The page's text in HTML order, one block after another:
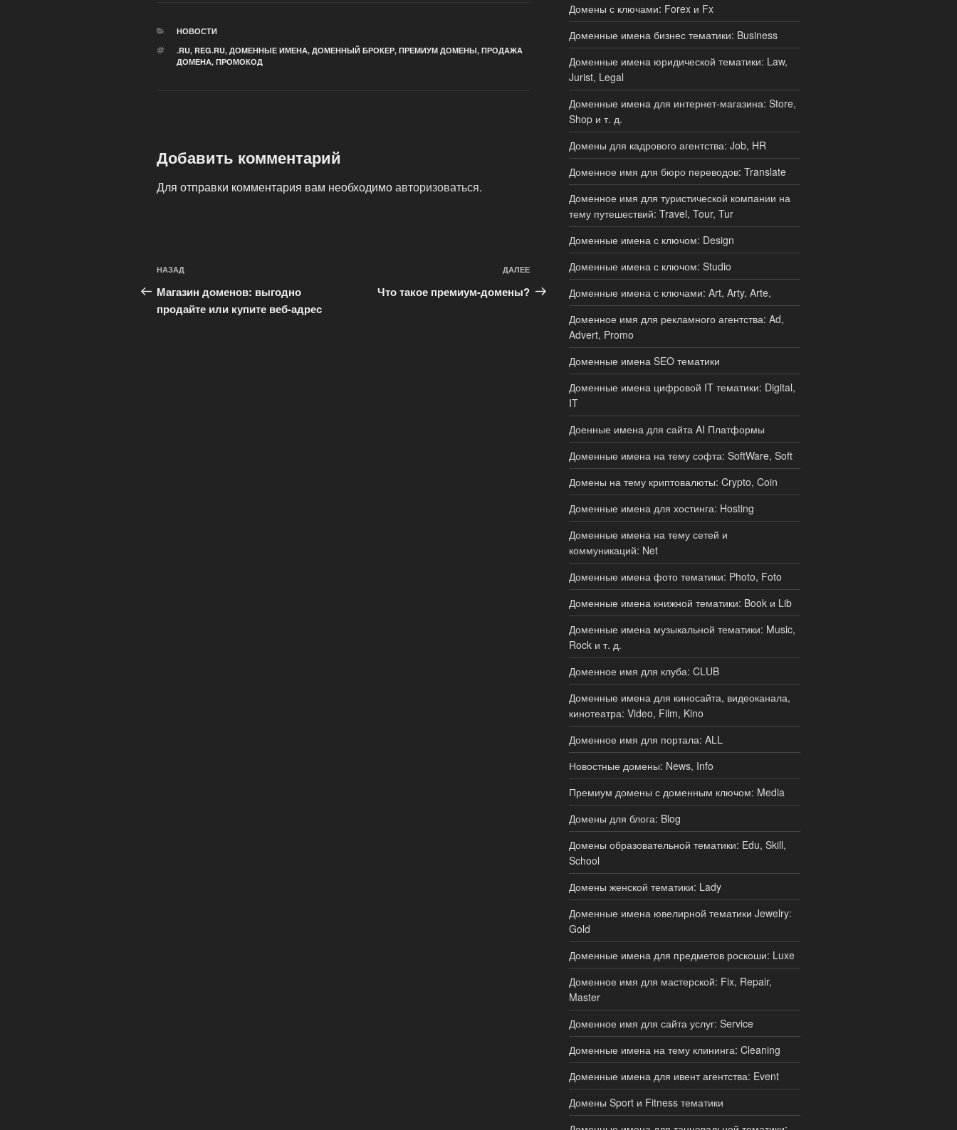
РУБРИКИ
НОВОСТИ
МЕТКИ
.RU, REG.RU, ДОМЕННЫЕ ИМЕНА, ДОМЕННЫЙ БРОКЕР, ПРЕМИУМ ДОМЕНЫ, ПРОДАЖА
ДОМЕНА, ПРОМОКОД
Добавить комментарий
Для отправки комментария вам необходимоавторизоваться.
Навигация
по
записям
Предыдущая
запись:
НАЗАД
Магазин доменов: выгодно
продайте или купите веб-адрес
Следующая
запись
ДАЛЕЕ
Что такое премиум-домены?
Домены с ключами: Forex и Fx
Доменные имена бизнес тематики: Business
Доменные имена юридической тематики: Law,
Jurist, Legal
Доменные имена для интернет-магазина: Store,
Shop и т. д.
Домены для кадрового агентства: Job, HR
Доменное имя для бюро переводов: Translate
Доменное имя для туристической компании на
тему путешествий: Travel, Tour, Tur
Доменные имена с ключом: Design
Доменные имена с ключом: Studio
Доменные имена с ключами: Art, Arty, Arte,
Доменное имя для рекламного агентства: Ad,
Advert, Promo
Доменные имена SEO тематики
Доменные имена цифровой IT тематики: Digital,
IT
Доенные имена для сайта AI Платформы
Доменные имена на тему софта: SoftWare, Soft
Домены на тему криптовалюты: Crypto, Coin
Доменные имена для хостинга: Hosting
Доменные имена на тему сетей и
коммуникаций: Net
Доменные имена фото тематики: Photo, Foto
Доменные имена книжной тематики: Book и Lib
Доменные имена музыкальной тематики: Music,
Rock и т. д.
Доменное имя для клуба: CLUB
Доменные имена для киносайта, видеоканала,
кинотеатра: Video, Film, Kino
Доменное имя для портала: ALL
Новостные домены: News, Info
Премиум домены с доменным ключом: Media
Домены для блога: Blog
Домены образовательной тематики: Edu, Skill,
School
Домены женской тематики: Lady
Доменные имена ювелирной тематики Jewelry:
Gold
Доменные имена для предметов роскоши: Luxe
Доменное имя для мастерской: Fix, Repair,
Master
Доменное имя для сайта услуг: Service
Доменные имена на тему клининга: Cleaning
Доменные имена для ивент агентства: Event
Домены Sport и Fitness тематики